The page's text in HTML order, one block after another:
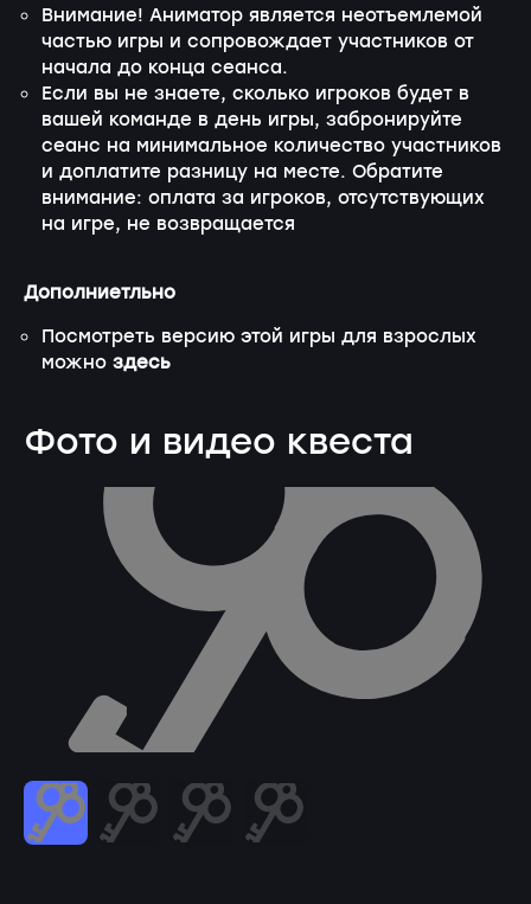
Внимание! Аниматор является неотъемлемой
частью игры и сопровождает участников от
начала до конца сеанса.
Если вы не знаете, сколько игроков будет в
вашей команде в день игры, забронируйте
сеанс на минимальное количество участников
и доплатите разницу на месте. Обратите
внимание: оплата за игроков, отсутствующих
на игре, не возвращается
Дополниетльно
Посмотреть версию этой игры для взрослых
можно здесь
Фото и видео квеста